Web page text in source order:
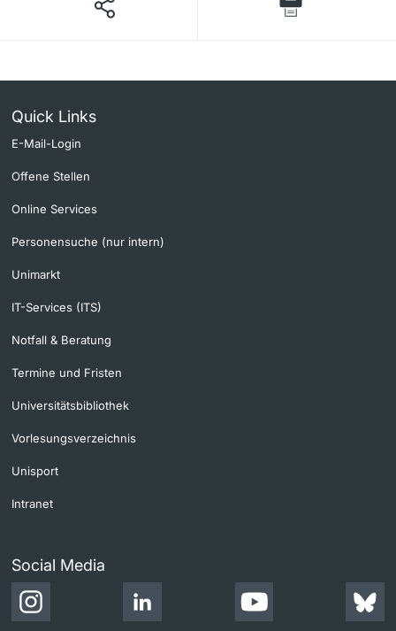
Quick Links
E-Mail-Login
Offene Stellen
Online Services
Personensuche (nur intern)
Unimarkt
IT-Services (ITS)
Notfall & Beratung
Termine und Fristen
Universitätsbibliothek
Vorlesungsverzeichnis
Unisport
Intranet
Social Media